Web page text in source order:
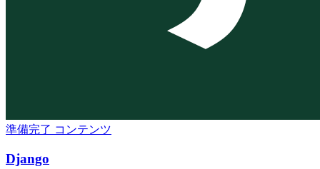
準備完了 コンテンツ
Django